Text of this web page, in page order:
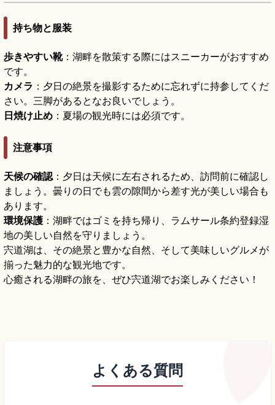
持ち物と服装
歩きやすい靴：湖畔を散策する際にはスニーカーがおすすめ
です。
カメラ ：夕日の絶景を撮影するために忘れずに持参してくだ
さい。三脚があるとなお良いでしょう。
日焼け止め ：夏場の観光時には必須です。
注意事項
天候の確認：夕日は天候に左右されるため、訪問前に確認し
ましょう。曇りの日でも雲の隙間から差す光が美しい場合も
あります。
環境保護 ：湖畔ではゴミを持ち帰り、ラムサール条約登録湿
地の美しい自然を守りましょう。
宍道湖は、その絶景と豊かな自然、そして美味しいグルメが
揃った魅力的な観光地です。
心癒される湖畔の旅を、ぜひ宍道湖でお楽しみください！
よくある質問